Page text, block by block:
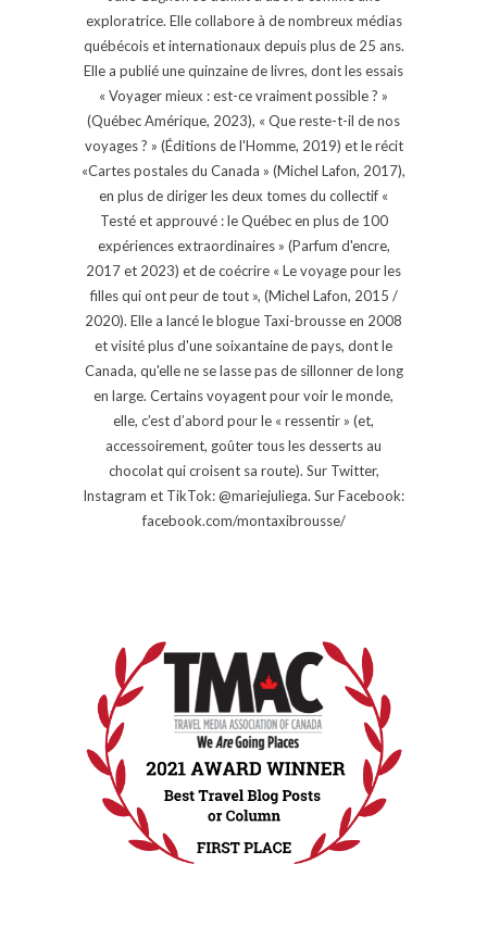
exploratrice. Elle collabore à de nombreux médias
québécois et internationaux depuis plus de 25 ans.
Elle a publié une quinzaine de livres, dont les essais
« Voyager mieux : est-ce vraiment possible ? »
(Québec Amérique, 2023), « Que reste-t-il de nos
voyages ? » (Éditions de l'Homme, 2019) et le récit
«Cartes postales du Canada » (Michel Lafon, 2017),
en plus de diriger les deux tomes du collectif «
Testé et approuvé : le Québec en plus de 100
expériences extraordinaires » (Parfum d'encre,
2017 et 2023) et de coécrire « Le voyage pour les
filles qui ont peur de tout », (Michel Lafon, 2015 /
2020). Elle a lancé le blogue Taxi-brousse en 2008
et visité plus d'une soixantaine de pays, dont le
Canada, qu'elle ne se lasse pas de sillonner de long
en large. Certains voyagent pour voir le monde,
elle, c’est d’abord pour le « ressentir » (et,
accessoirement, goûter tous les desserts au
chocolat qui croisent sa route). Sur Twitter,
Instagram et TikTok: @mariejuliega. Sur Facebook:
facebook.com/montaxibrousse/